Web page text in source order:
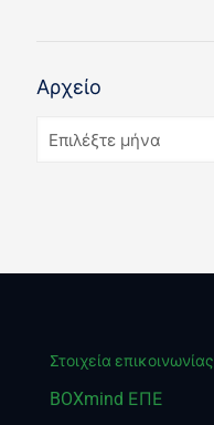
Αρχείο
Στοιχεία επικοινωνίας
BOXmind ΕΠΕ